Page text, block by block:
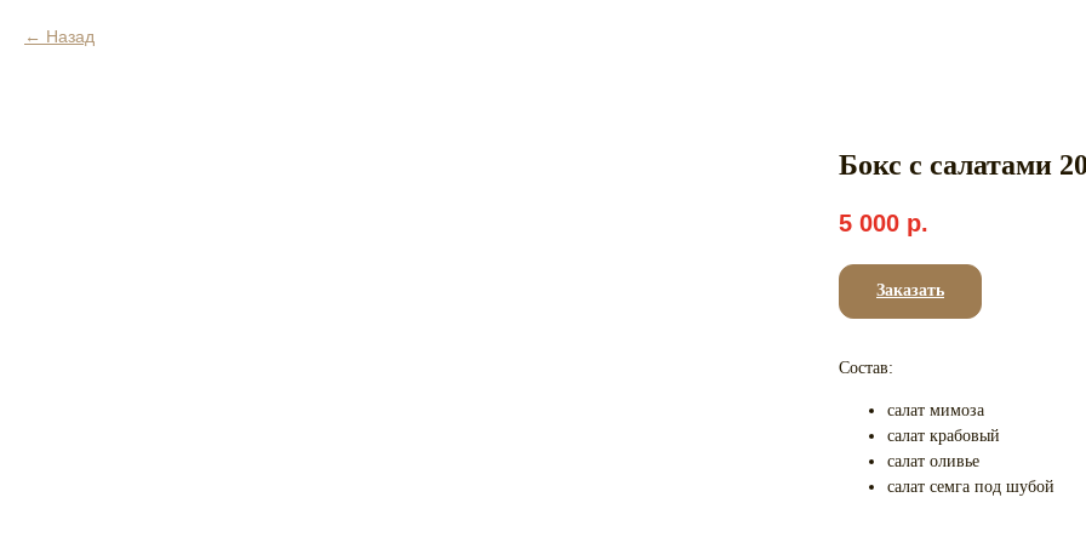
Назад
Бокс с салатами
5 000 р.
Заказать
Состав:
салат мимоза
салат крабовый
салат оливье
салат семга под шубой